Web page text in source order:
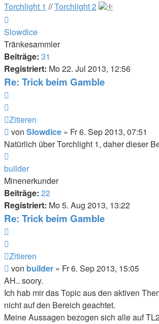
Torchlight 1 //Torchlight 2
oben
Slowdice
Tränkesammler
Beiträge: 31
Registriert: Mo 22. Jul 2013, 12:56
Re: Trick beim Gamble
Zitieren
Beitrag
von Slowdice » Fr 6. Sep 2013, 07:51
Natürlich über Torchlight 1, daher dieser
oben
builder
Minenerkunder
Beiträge: 22
Registriert: Mo 5. Aug 2013, 13:22
Re: Trick beim Gamble
Zitieren
Beitrag
von builder » Fr 6. Sep 2013, 15:05
AH.. soory.
Ich hab mir das Topic aus den aktiven
nicht auf den Bereich geachtet.
Meine Aussagen bezogen sich alle auf